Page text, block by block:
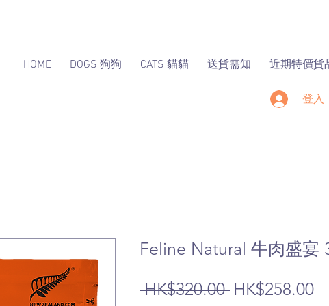
HOME DOGS 狗狗 CATS 貓貓 送貨需知 近期特價貨
登入
Feline Natural 牛肉盛宴
HK$320.00 一
HK$258.00促